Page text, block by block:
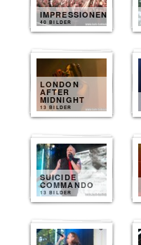
IMPRESSIONEN
40 BILDER
LONDON
AFTER
MIDNIGHT
13 BILDER
SUICIDE
COMMANDO
13 BILDER